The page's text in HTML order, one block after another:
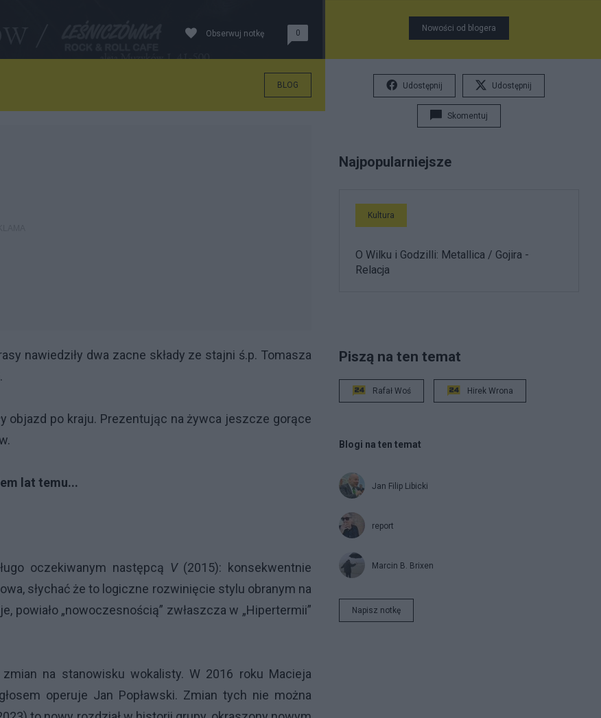
Obserwuj notkę 0
BLOG
nawiedziły dwa zacne składy ze stajni ś.p. Tomasza
objazd po kraju. Prezentując na żywca jeszcze gorące
lat temu...
oczekiwanym następcą V(2015): konsekwentnie
słychać że to logiczne rozwinięcie stylu obranym na
„nowoczesnością” zwłaszcza w „Hipertermii”
na stanowisku wokalisty. W 2016 roku Macieja
operuje Jan Popławski. Zmian tych nie można
Nowości od blogera
Udostępnij Udostępnij
Skomentuj
Najpopularniejsze
Kultura
O Wilku i Godzilli: Metallica / Gojira -
Relacja
Piszą na ten temat
Rafał Woś Hirek Wrona
Blogi na ten temat
Jan Filip Libicki
report
Marcin B. Brixen
Napisz notkę